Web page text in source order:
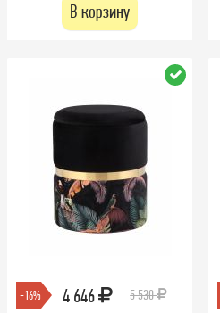
В корзину
-16% 4 646 5 530